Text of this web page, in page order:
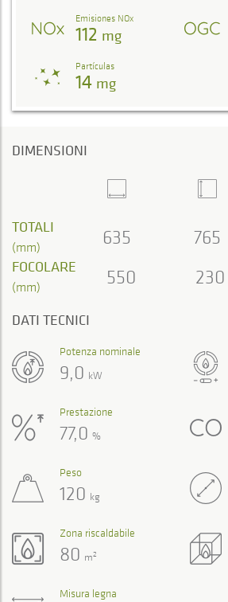
Emisiones NOx
112 mg
Partículas
14 mg
DIMENSIONI
TOTALI
(mm) 635 765
FOCOLARE
(mm) 550 230
DATI TECNICI
Potenza nominale
9,0 kW
Prestazione
77,0 %
Zona riscaldabile
80 m2
Peso
120 kg
Misura legna